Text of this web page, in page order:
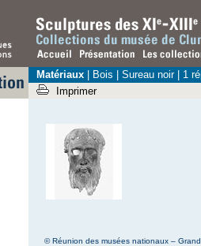
Matériaux Bois | Sureau noir | 1
Imprimer
© Réunion des musées nationaux –